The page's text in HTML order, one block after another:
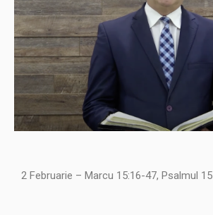
2 Februarie – Marcu 15:16-47, Psalmul 15